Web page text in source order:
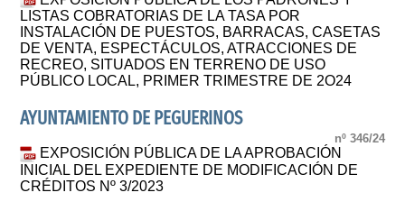
LISTAS COBRATORIAS DE LA TASA POR
INSTALACIÓN DE PUESTOS, BARRACAS, CASETAS
DE VENTA, ESPECTÁCULOS, ATRACCIONES DE
RECREO, SITUADOS EN TERRENO DE USO
PÚBLICO LOCAL, PRIMER TRIMESTRE DE 2O24
AYUNTAMIENTO DE PEGUERINOS
nº 346/24
EXPOSICIÓN PÚBLICA DE LA APROBACIÓN
INICIAL DEL EXPEDIENTE DE MODIFICACIÓN DE
CRÉDITOS Nº 3/2023